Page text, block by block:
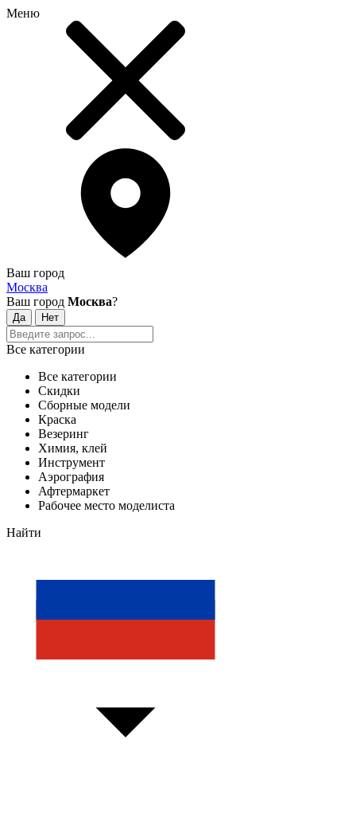
Меню
Ваш город
Москва
Ваш город Москва?
Все категории
Все категории
Скидки
Сборные модели
Краска
Везеринг
Химия, клей
Инструмент
Аэрография
Афтермаркет
Рабочее место моделиста
Найти